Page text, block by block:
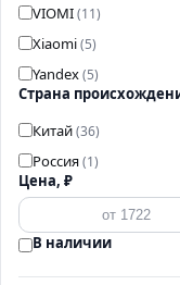
VIOMI(11)
Xiaomi(5)
Yandex(5)
Страна
Китай(36)
Россия(1)
Цена, ₽
В наличии